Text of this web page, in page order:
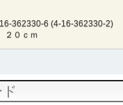
362330-6 (4-16-362330-2)
２０ｃｍ